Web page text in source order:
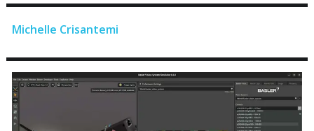
Michelle Crisantemi